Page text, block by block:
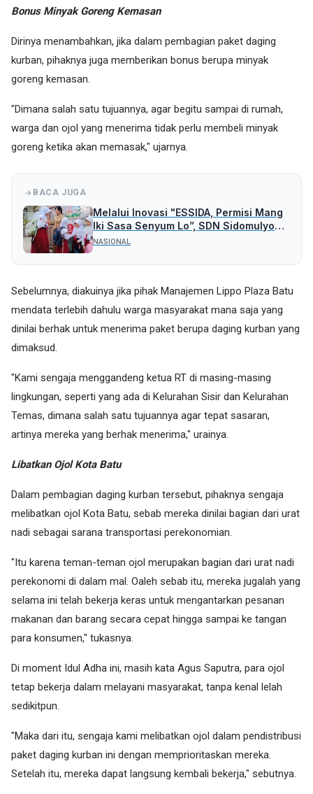
Bonus Minyak Goreng Kemasan
Dirinya menambahkan, jika dalam pembagian paket daging
kurban, pihaknya juga memberikan bonus berupa minyak
goreng kemasan.
"Dimana salah satu tujuannya, agar begitu sampai di rumah,
warga dan ojol yang menerima tidak perlu membeli minyak
goreng ketika akan memasak," ujarnya.
BACA JUGA
Melalui Inovasi "ESSIDA, Permisi Mang
Iki Sasa Senyum Lo”, SDN Sidomulyo
02 Kota Batu Ajak Murid Sopan Santun
NASIONAL
Sebelumnya, diakuinya jika pihak Manajemen Lippo Plaza Batu
mendata terlebih dahulu warga masyarakat mana saja yang
dinilai berhak untuk menerima paket berupa daging kurban yang
dimaksud.
"Kami sengaja menggandeng ketua RT di masing-masing
lingkungan, seperti yang ada di Kelurahan Sisir dan Kelurahan
Temas, dimana salah satu tujuannya agar tepat sasaran,
artinya mereka yang berhak menerima," urainya.
Libatkan Ojol Kota Batu
Dalam pembagian daging kurban tersebut, pihaknya sengaja
melibatkan ojol Kota Batu, sebab mereka dinilai bagian dari urat
nadi sebagai sarana transportasi perekonomian.
"Itu karena teman-teman ojol merupakan bagian dari urat nadi
perekonomi di dalam mal. Oaleh sebab itu, mereka jugalah yang
selama ini telah bekerja keras untuk mengantarkan pesanan
makanan dan barang secara cepat hingga sampai ke tangan
para konsumen," tukasnya.
Di moment Idul Adha ini, masih kata Agus Saputra, para ojol
tetap bekerja dalam melayani masyarakat, tanpa kenal lelah
sedikitpun.
"Maka dari itu, sengaja kami melibatkan ojol dalam pendistribusi
paket daging kurban ini dengan memprioritaskan mereka.
Setelah itu, mereka dapat langsung kembali bekerja," sebutnya.